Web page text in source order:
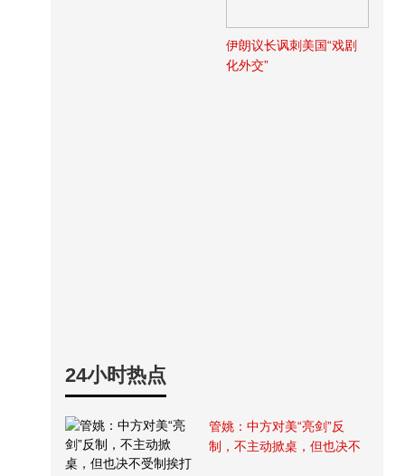
伊朗议长讽刺美国“戏剧
化外交”
24小时热点
管姚：中方对美“亮剑”反
制，不主动掀桌，但也决不